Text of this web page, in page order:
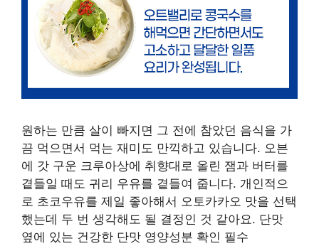
원하는 만큼 살이 빠지면 그 전에 참았던 음식을 가
끔 먹으면서 먹는 재미도 만끽하고 있습니다. 오븐
에 갓 구운 크루아상에 취향대로 올린 잼과 버터를
곁들일 때도 귀리 우유를 곁들여 줍니다. 개인적으
로 초코우유를 제일 좋아해서 오토카카오 맛을 선택
했는데 두 번 생각해도 될 결정인 것 같아요. 단맛
옆에 있는 건강한 단맛 영양성분 확인 필수